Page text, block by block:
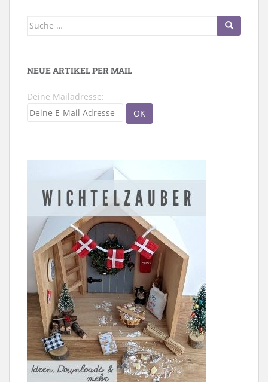
Suche
NEUE ARTIKEL PER MAIL
Deine Mailadresse: